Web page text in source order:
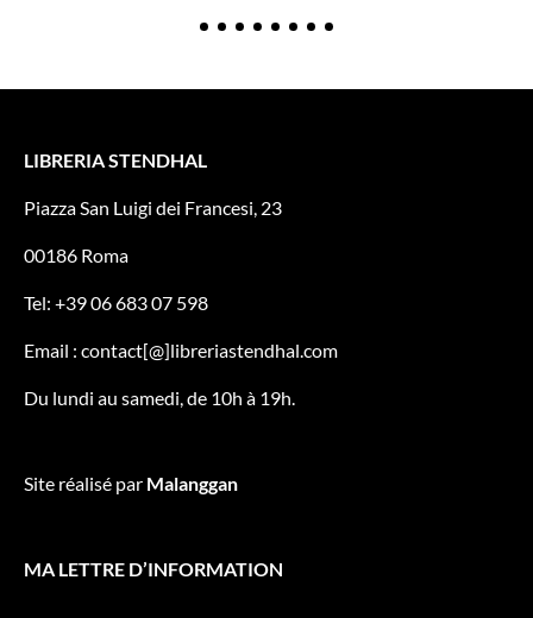
LIBRERIA STENDHAL
Piazza San Luigi dei Francesi, 23
00186 Roma
Tel: +39 06 683 07 598
Email : contact[@]libreriastendhal.com
Du lundi au samedi, de 10h à 19h.
Site réalisé par Malanggan
MA LETTRE D’INFORMATION